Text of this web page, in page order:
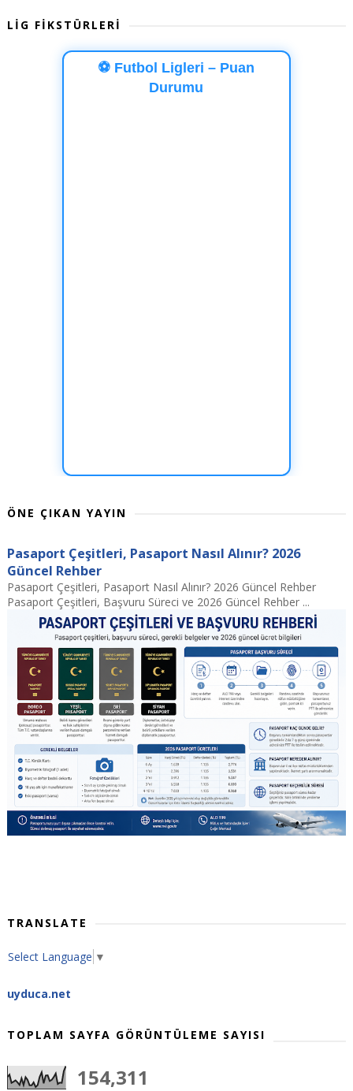
LİG FİKSTÜRLERİ
⚽ Futbol Ligleri – Puan
Durumu
ÖNE ÇIKAN YAYIN
Pasaport Çeşitleri, Pasaport Nasıl Alınır? 2026
Güncel Rehber
Pasaport Çeşitleri, Pasaport Nasıl Alınır? 2026 Güncel Rehber
Pasaport Çeşitleri, Başvuru Süreci ve 2026 Güncel Rehber ...
TRANSLATE
Select Language ▼
uyduca.net
TOPLAM SAYFA GÖRÜNTÜLEME SAYISI
154,311